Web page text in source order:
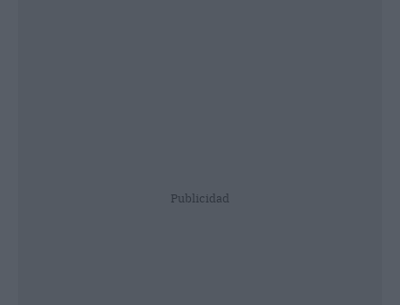
Publicidad